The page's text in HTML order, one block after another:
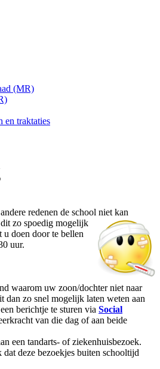
(MR)
en traktaties
redenen de school niet kan
zo spoedig mogelijk
doen door te bellen
uur.
waarom uw zoon/dochter niet naar
dan zo snel mogelijk laten weten aan
berichtje te sturen via Social
van die dag of aan beide
een tandarts- of ziekenhuisbezoek.
deze bezoekjes buiten schooltijd